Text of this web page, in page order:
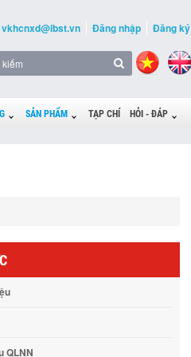
vkhcnxd@ibst.vn Đăng nhập Đăng ký
SẢN PHẨM TẠP CHÍ HỎI - ĐÁP
QLNN